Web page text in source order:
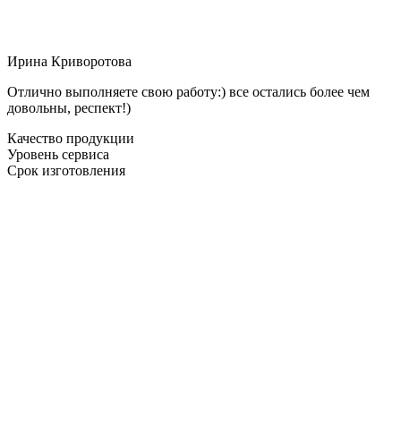
Ирина Криворотова
Отлично выполняете свою работу:) все остались более чем
довольны, респект!)
Качество продукции
Уровень сервиса
Срок изготовления